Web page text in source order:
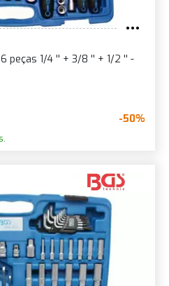
peças 1/4 '' + 3/8 '' + 1/2 '' -
-50%